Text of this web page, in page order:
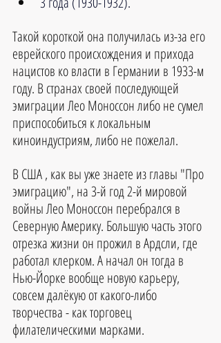
Такой короткой она получилась из-за его
еврейского происхождения и прихода
нацистов ко власти в Германии в 1933-м
году. В странах своей последующей
эмиграции Лео Моноссон либо не сумел
приспособиться к локальным
киноиндустриям, либо не пожелал.
В США , как вы уже знаете из главы "Про
эмиграцию", на 3-й год 2-й мировой
войны Лео Моноссон перебрался в
Северную Америку. Большую часть этого
отрезка жизни он прожил в Ардсли, где
работал клерком. А начал он тогда в
Нью-Йорке вообще новую карьеру,
совсем далёкую от какого-либо
творчества - как торговец
филателическими марками.